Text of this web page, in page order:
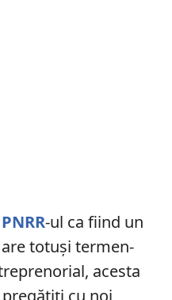
PNRR-ul ca fiind un
totuși termen-
acesta
cu noi